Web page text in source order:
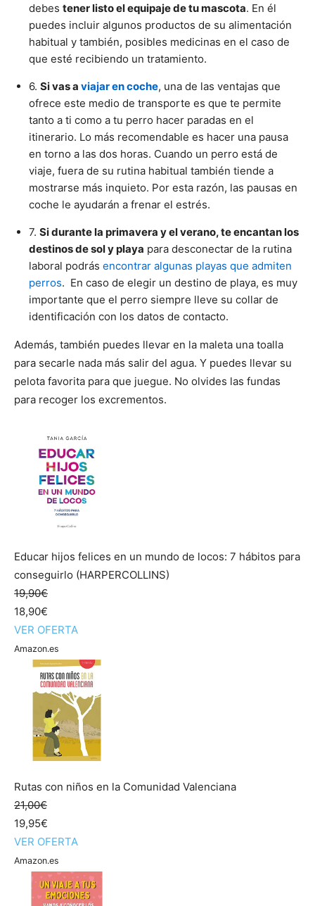
debes tener listo el equipaje de tu mascota. En él
puedes incluir algunos productos de su alimentación
habitual y también, posibles medicinas en el caso de
que esté recibiendo un tratamiento.
6. Si vas a viajar en coche, una de las ventajas que
ofrece este medio de transporte es que te permite
tanto a ti como a tu perro hacer paradas en el
itinerario. Lo más recomendable es hacer una pausa
en torno a las dos horas. Cuando un perro está de
viaje, fuera de su rutina habitual también tiende a
mostrarse más inquieto. Por esta razón, las pausas en
coche le ayudarán a frenar el estrés.
7. Si durante la primavera y el verano, te encantan los
destinos de sol y playa para desconectar de la rutina
laboral podrás encontrar algunas playas que admiten
perros. En caso de elegir un destino de playa, es muy
importante que el perro siempre lleve su collar de
identificación con los datos de contacto.
Además, también puedes llevar en la maleta una toalla
para secarle nada más salir del agua. Y puedes llevar su
pelota favorita para que juegue. No olvides las fundas
para recoger los excrementos.
Educar hijos felices en un mundo de locos: 7 hábitos para
conseguirlo (HARPERCOLLINS)
19,90€
18,90€
VER OFERTA
Amazon.es
Rutas con niños en la Comunidad Valenciana
21,00€
19,95€
VER OFERTA
Amazon.es